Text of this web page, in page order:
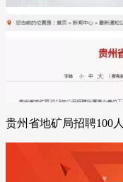
贵州省地矿局招聘100